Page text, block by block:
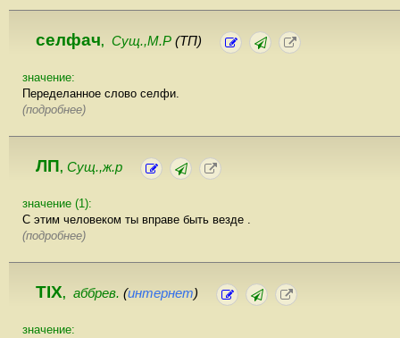
селфач, Сущ.,М.Р (ТП)
значение:
Переделанное слово селфи.
(подробнее)
ЛП, Сущ.,ж.р
значение (1):
С этим человеком ты вправе быть везде .
(подробнее)
TIX, аббрев. (интернет)
значение: